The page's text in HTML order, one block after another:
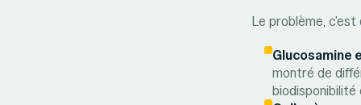
Le problème,
Glucosamine
montré de